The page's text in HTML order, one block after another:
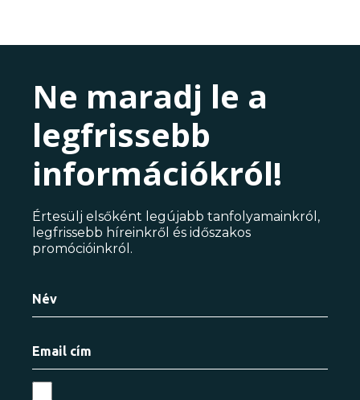
Ne maradj le a
legfrissebb
információkról!
Értesülj elsőként legújabb tanfolyamainkról,
legfrissebb híreinkről és időszakos
promócióinkról.